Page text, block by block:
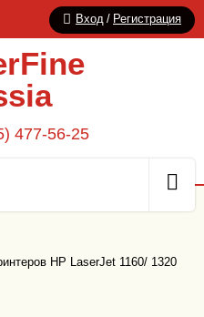
Вход / Регистрация
477-56-25
HP LaserJet 1160/ 1320